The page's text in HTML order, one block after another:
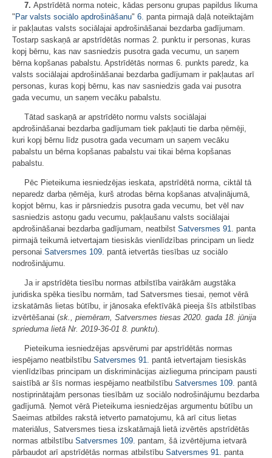
7. Apstrīdētā norma noteic, kādas personu grupas papildus likuma
" Par valsts sociālo apdrošināšanu" 6. panta pirmajā daļā noteiktajām
ir pakļautas valsts sociālajai apdrošināšanai bezdarba gadījumam.
Tostarp saskaņā ar apstrīdētās normas 2. punktu ir personas, kuras
kopj bērnu, kas nav sasniedzis pusotra gada vecumu, un saņem
bērna kopšanas pabalstu. Apstrīdētās normas 6. punkts paredz, ka
valsts sociālajai apdrošināšanai bezdarba gadījumam ir pakļautas arī
personas, kuras kopj bērnu, kas nav sasniedzis gada vai pusotra
gada vecumu, un saņem vecāku pabalstu.
Tātad saskaņā ar apstrīdēto normu valsts sociālajai
apdrošināšanai bezdarba gadījumam tiek pakļauti tie darba ņēmēji,
kuri kopj bērnu līdz pusotra gada vecumam un saņem vecāku
pabalstu un bērna kopšanas pabalstu vai tikai bērna kopšanas
pabalstu.
Pēc Pieteikuma iesniedzējas ieskata, apstrīdētā norma, ciktāl tā
neparedz darba ņēmēja, kurš atrodas bērna kopšanas atvaļinājumā,
kopjot bērnu, kas ir pārsniedzis pusotra gada vecumu, bet vēl nav
sasniedzis astoņu gadu vecumu, pakļaušanu valsts sociālajai
apdrošināšanai bezdarba gadījumam, neatbilst Satversmes 91. panta
pirmajā teikumā ietvertajam tiesiskās vienlīdzības principam un liedz
personai Satversmes 109. pantā ietvertās tiesības uz sociālo
nodrošinājumu.
Ja ir apstrīdēta tiesību normas atbilstība vairākām augstāka
juridiska spēka tiesību normām, tad Satversmes tiesai, ņemot vērā
izskatāmās lietas būtību, ir jānosaka efektīvākā pieeja šīs atbilstības
izvērtēšanai (sk., piemēram, Satversmes tiesas 2020. gada 18. jūnija
sprieduma lietā Nr. 2019-36-01 8. punktu).
Pieteikuma iesniedzējas apsvērumi par apstrīdētās normas
iespējamo neatbilstību Satversmes 91. pantā ietvertajam tiesiskās
vienlīdzības principam un diskriminācijas aizlieguma principam pausti
saistībā ar šīs normas iespējamo neatbilstību Satversmes 109. pantā
nostiprinātajām personas tiesībām uz sociālo nodrošinājumu bezdarba
gadījumā. Ņemot vērā Pieteikuma iesniedzējas argumentu būtību un
Saeimas atbildes rakstā ietverto pamatojumu, kā arī citus lietas
materiālus, Satversmes tiesa izskatāmajā lietā izvērtēs apstrīdētās
normas atbilstību Satversmes 109. pantam, šā izvērtējuma ietvarā
pārbaudot arī apstrīdētās normas atbilstību Satversmes 91. panta